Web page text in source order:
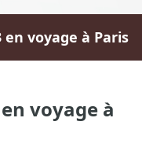
en voyage à Paris
voyage à